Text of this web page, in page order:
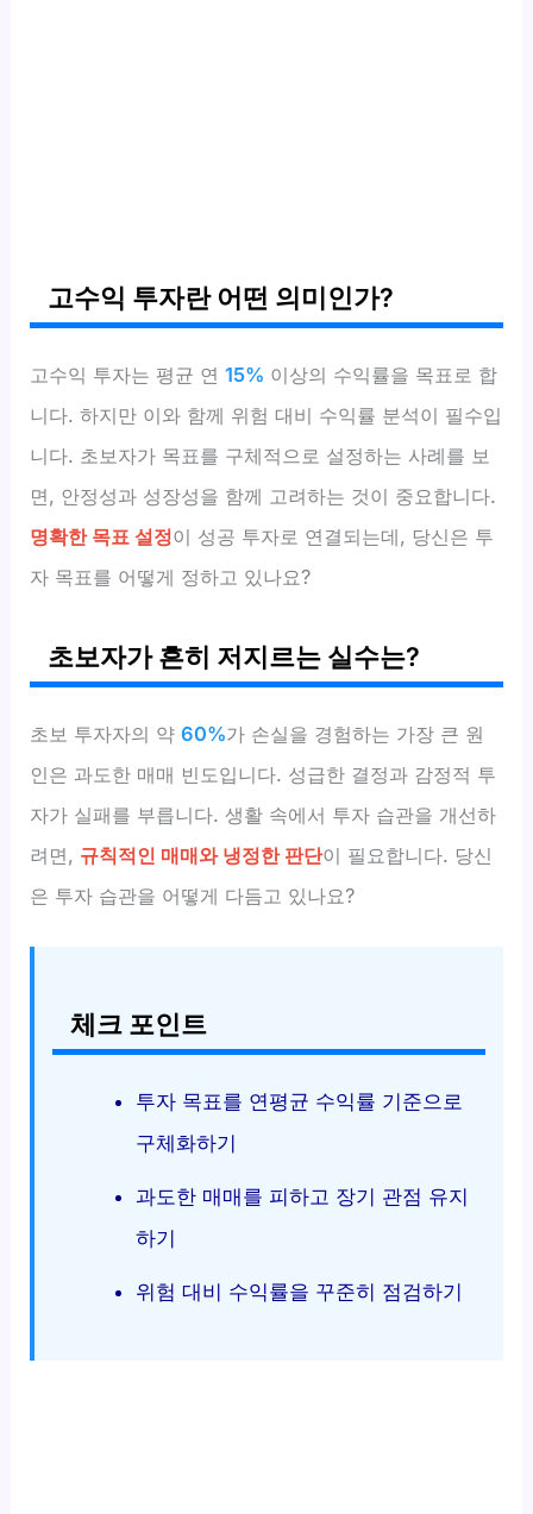
고수익 투자란 어떤 의미인가?
고수익 투자는 평균 연15% 이상의 수익률을 목표로 합
니다. 하지만 이와 함께 위험 대비 수익률 분석이 필수입
니다. 초보자가 목표를 구체적으로 설정하는 사례를 보
면, 안정성과 성장성을 함께 고려하는 것이 중요합니다.
명확한 목표 설정이 성공 투자로 연결되는데, 당신은 투
자 목표를 어떻게 정하고 있나요?
초보자가 흔히 저지르는 실수는?
초보 투자자의 약60%가 손실을 경험하는 가장 큰 원
인은 과도한 매매 빈도입니다. 성급한 결정과 감정적 투
자가 실패를 부릅니다. 생활 속에서 투자 습관을 개선하
려면, 규칙적인 매매와 냉정한 판단이 필요합니다. 당신
은 투자 습관을 어떻게 다듬고 있나요?
체크 포인트
투자 목표를 연평균 수익률 기준으로
구체화하기
과도한 매매를 피하고 장기 관점 유지
하기
위험 대비 수익률을 꾸준히 점검하기